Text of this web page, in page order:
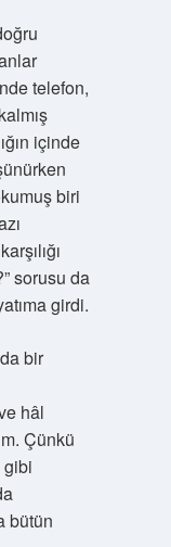
telefon,
içinde
biri
sorusu da
girdi.
bir
hâl
Çünkü
bütün